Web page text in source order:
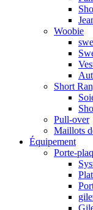
Woobie
Short
Pull-over
Maillots
Équipement
Porte-